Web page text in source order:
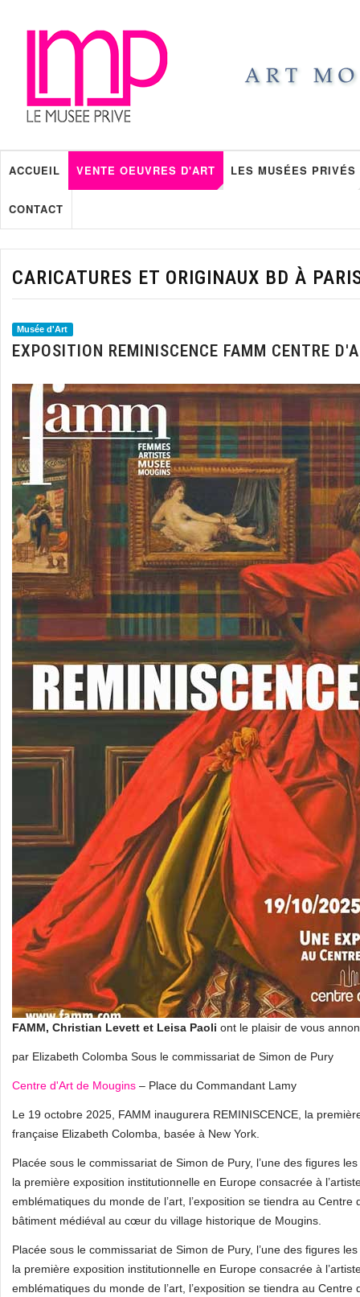
ACCUEIL VENTE OEUVRES D'ART LES MUSÉES PRIVÉS
CONTACT
CARICATURES ET ORIGINAUX BD À
Musée d'Art
EXPOSITION REMINISCENCE FAMM CENTRE
FAMM, Christian Levett et Leisa Paoli ont le plaisir de vous
par Elizabeth Colomba Sous le commissariat de Simon de Pury
Centre d'Art de Mougins – Place du Commandant Lamy
Le 19 octobre 2025, FAMM inaugurera REMINISCENCE, la
française Elizabeth Colomba, basée à New York.
Placée sous le commissariat de Simon de Pury, l’une des figures
la première exposition institutionnelle en Europe consacrée à
emblématiques du monde de l’art, l’exposition se tiendra au
bâtiment médiéval au cœur du village historique de Mougins.
Placée sous le commissariat de Simon de Pury, l’une des figures
la première exposition institutionnelle en Europe consacrée à
emblématiques du monde de l’art, l’exposition se tiendra au